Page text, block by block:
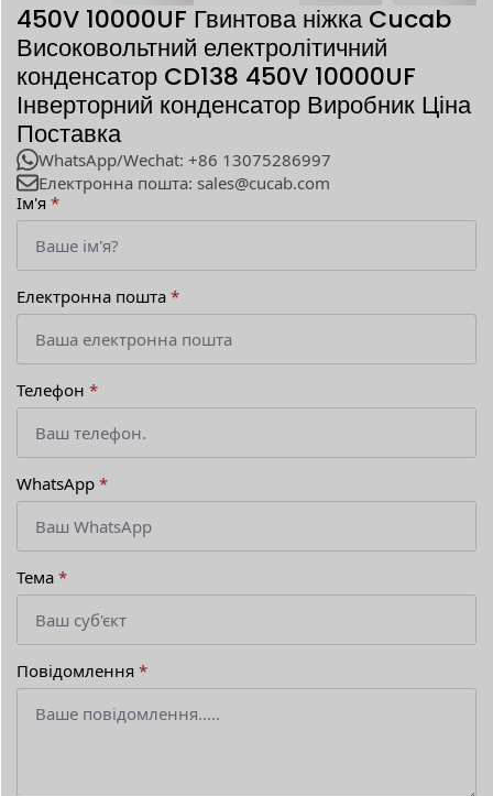
450V 10000UF Гвинтова ніжка Cucab
Високовольтний електролітичний
конденсатор CD138 450V 10000UF
Інверторний конденсатор Виробник Ціна
Поставка
WhatsApp/Wechat: +86 13075286997
Електронна пошта: sales@cucab.com
Ім'я *
Електронна пошта *
Телефон *
WhatsApp *
Тема *
Повідомлення *